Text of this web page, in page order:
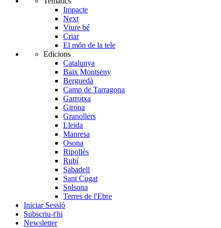
Impacte
Next
Viure bé
Criar
El món de la tele
Edicions
Catalunya
Baix Montseny
Berguedà
Camp de Tarragona
Garrotxa
Girona
Granollers
Lleida
Manresa
Osona
Ripollès
Rubí
Sabadell
Sant Cugat
Solsona
Terres de l'Ebre
Iniciar Sessió
Subscriu-t'hi
Newsletter